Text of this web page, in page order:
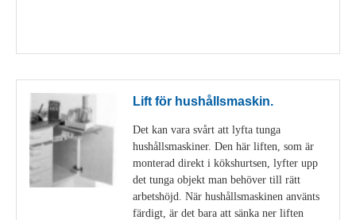
Lift för hushållsmaskin.
Det kan vara svårt att lyfta tunga
hushållsmaskiner. Den här liften, som är
monterad direkt i kökshurtsen, lyfter upp
det tunga objekt man behöver till rätt
arbetshöjd. När hushållsmaskinen använts
färdigt, är det bara att sänka ner liften